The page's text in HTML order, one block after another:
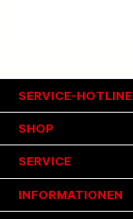
SHOP
SERVICE
INFORMATIONEN
SERVICE-HOTLINE